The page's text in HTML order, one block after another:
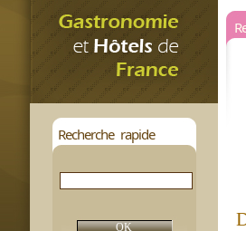
Recherche rapide